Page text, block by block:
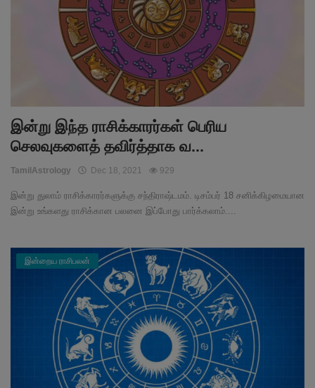
இன்று இந்த ராசிக்காரர்கள் பெரிய
செலவுகளைத் தவிர்த்தாக வ...
TamilAstrology Dec 18, 2021 929
இன்று துலாம் ராசிக்காரர்களுக்கு சந்திராஷ்டமம். டிசம்பர் 18 சனிக்கிழமையான
இன்று உங்களது ராசிக்கான பலனை இப்போது பார்க்கலாம்....
இன்றைய ராசிபலன்